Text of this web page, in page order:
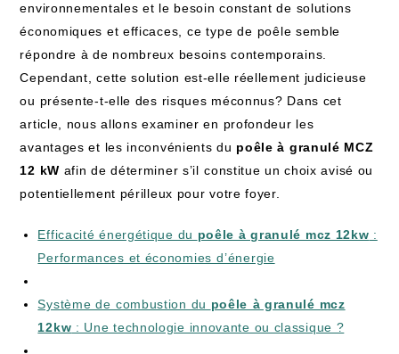
environnementales et le besoin constant de solutions‍
économiques et efficaces,⁣ ce type de⁣ poêle ​semble
répondre à de nombreux besoins contemporains.
Cependant, cette solution ‌est-elle réellement judicieuse
ou présente-t-elle des‍ risques méconnus? Dans cet
article, nous allons examiner en profondeur les
avantages et les inconvénients ​du‌ poêle à granulé MCZ
12 kW afin de déterminer s’il⁤ constitue un choix avisé ou⁤
potentiellement périlleux pour votre foyer.
Efficacité énergétique du poêle à ​granulé mcz 12kw :
Performances et économies ⁢d’énergie
Système de⁢ combustion du poêle⁣ à granulé‍ mcz
12kw : Une technologie‍ innovante ou ‍classique ?